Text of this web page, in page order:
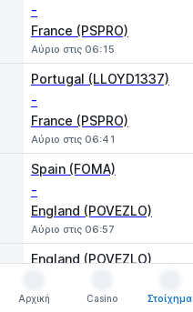
-
France (PSPRO)
Αύριο στις 06:15
Portugal (LLOYD1337)
-
France (PSPRO)
Αύριο στις 06:41
Spain (FOMA)
-
England (POVEZLO)
Αύριο στις 06:57
England (POVEZLO)
Portugal (LLOYD1337)
Αρχική
Casino
Στοίχημα